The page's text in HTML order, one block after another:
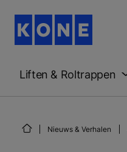
Liften & Roltrappen
Nieuws & Verhalen